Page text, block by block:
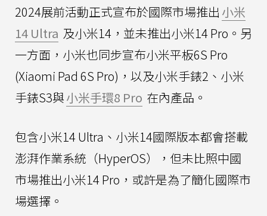
2024展前活動正式宣布於國際市場推出 小米
14 Ultra 及小米14，並未推出小米14 Pro。另
一方面，小米也同步宣布小米平板6S Pro
(Xiaomi Pad 6S Pro)，以及小米手錶2、小米
手錶S3與小米手環8 Pro 在內產品。
包含小米14 Ultra、小米14國際版本都會搭載
澎湃作業系統（HyperOS），但未比照中國
市場推出小米14 Pro，或許是為了簡化國際市
場選擇。